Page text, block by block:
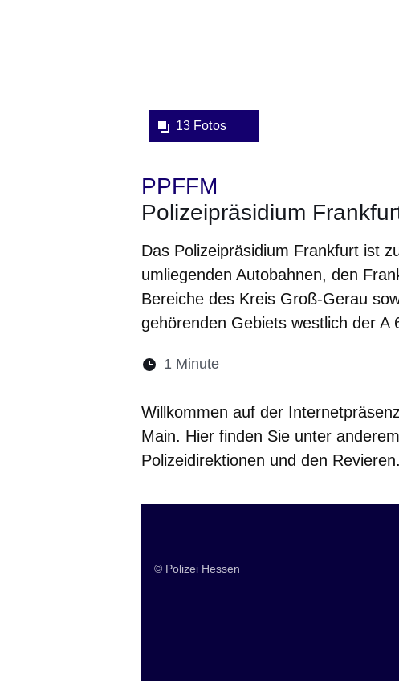
13 Fotos
PPFFM
Polizeipräsidium
Das Polizeipräsidium Frankfurt ist
umliegenden Autobahnen, den
Bereiche des Kreis Groß-Gerau
gehörenden Gebiets westlich der A
Lesedauer:
1 Minute
Willkommen auf der
Main. Hier finden Sie unter
Polizeidirektionen und den Revieren.
© Polizei Hessen